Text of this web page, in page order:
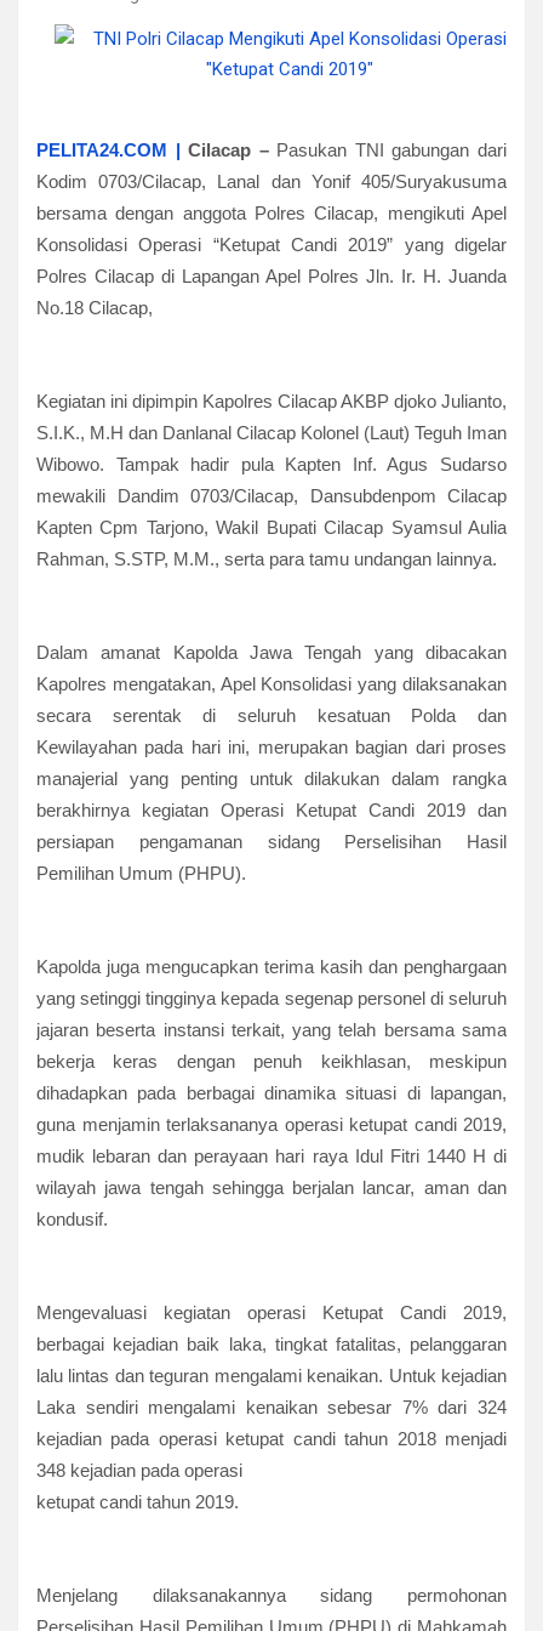
PELITA24.COM | Cilacap – Pasukan TNI gabungan dari
Kodim 0703/Cilacap, Lanal dan Yonif 405/Suryakusuma
bersama dengan anggota Polres Cilacap, mengikuti Apel
Konsolidasi Operasi “Ketupat Candi 2019” yang digelar
Polres Cilacap di Lapangan Apel Polres Jln. Ir. H. Juanda
No.18 Cilacap,
Kegiatan ini dipimpin Kapolres Cilacap AKBP djoko Julianto,
S.I.K., M.H dan Danlanal Cilacap Kolonel (Laut) Teguh Iman
Wibowo. Tampak hadir pula Kapten Inf. Agus Sudarso
mewakili Dandim 0703/Cilacap, Dansubdenpom Cilacap
Kapten Cpm Tarjono, Wakil Bupati Cilacap Syamsul Aulia
Rahman, S.STP, M.M., serta para tamu undangan lainnya.
Dalam amanat Kapolda Jawa Tengah yang dibacakan
Kapolres mengatakan, Apel Konsolidasi yang dilaksanakan
secara serentak di seluruh kesatuan Polda dan
Kewilayahan pada hari ini, merupakan bagian dari proses
manajerial yang penting untuk dilakukan dalam rangka
berakhirnya kegiatan Operasi Ketupat Candi 2019 dan
persiapan pengamanan sidang Perselisihan Hasil
Pemilihan Umum (PHPU).
Kapolda juga mengucapkan terima kasih dan penghargaan
yang setinggi tingginya kepada segenap personel di seluruh
jajaran beserta instansi terkait, yang telah bersama sama
bekerja keras dengan penuh keikhlasan, meskipun
dihadapkan pada berbagai dinamika situasi di lapangan,
guna menjamin terlaksananya operasi ketupat candi 2019,
mudik lebaran dan perayaan hari raya Idul Fitri 1440 H di
wilayah jawa tengah sehingga berjalan lancar, aman dan
kondusif.
Mengevaluasi kegiatan operasi Ketupat Candi 2019,
berbagai kejadian baik laka, tingkat fatalitas, pelanggaran
lalu lintas dan teguran mengalami kenaikan. Untuk kejadian
Laka sendiri mengalami kenaikan sebesar 7% dari 324
kejadian pada operasi ketupat candi tahun 2018 menjadi
348 kejadian pada operasi
ketupat candi tahun 2019.
Menjelang dilaksanakannya sidang permohonan
Perselisihan Hasil Pemilihan Umum (PHPU) di Mahkamah